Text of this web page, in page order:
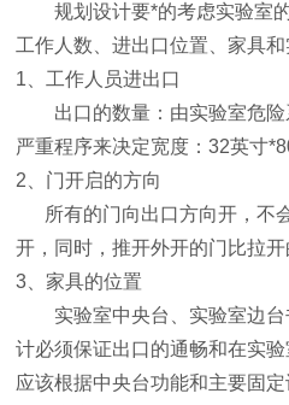
规划设计要*的考虑实验室的
工作人数、进出口位置、家具和
1、工作人员进出口
出口的数量：由实验室危险
严重程序来决定宽度：32英寸
2、门开启的方向
所有的门向出口方向开，不
开，同时，推开外开的门比拉开
3、家具的位置
实验室中央台、实验室边台
计必须保证出口的通畅和在实
应该根据中央台功能和主要固